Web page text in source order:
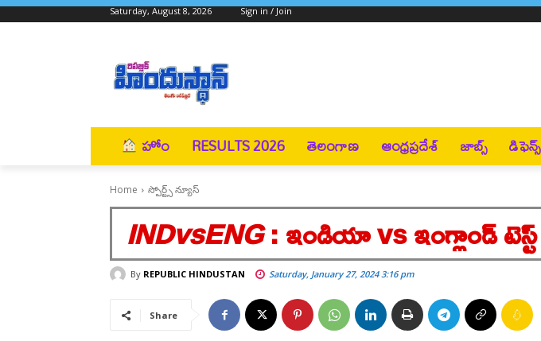
Saturday, August 8, 2026 Sign in / Join
హోం RESULTS 2026 తెలంగాణ ఆంధ్రప్రదేశ్ జాబ్స్ డిఫెన్స్
Home స్పోర్ట్స్ న్యూస్
INDvsENG: ఇండియా vs ఇంగ్లాండ్ టెస్ట్
By REPUBLIC HINDUSTAN Saturday, January 27, 2024 3:16 pm
Share